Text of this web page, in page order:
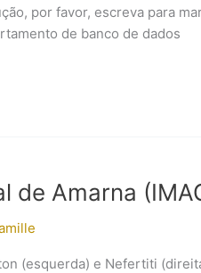
por favor, escreva para
de banco de dados
de Amarna
(esquerda) e Nefertiti